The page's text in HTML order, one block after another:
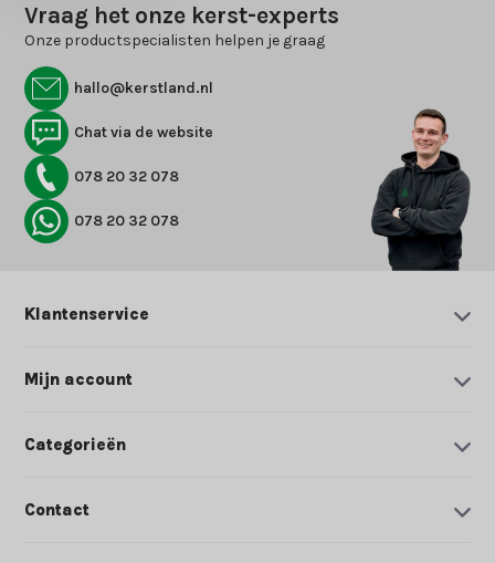
Vraag het onze kerst-experts
Onze productspecialisten helpen je graag
hallo@kerstland.nl
Chat via de website
078 20 32 078
078 20 32 078
Klantenservice
Mijn account
Categorieën
Contact